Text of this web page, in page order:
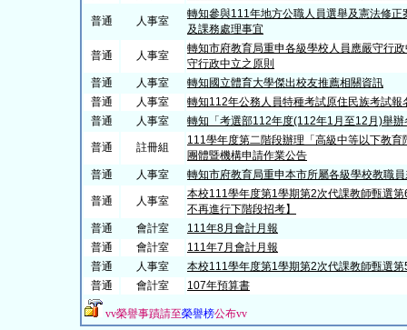
普通 人事室
轉知參與111年地方公職人員選舉及憲法修
及課務處理事宜
普通 人事室
轉知市府教育局重申各級學校人員應嚴守行
守行政中立之原則
普通
人事室
轉知國立體育大學傑出校友推薦相關資訊
普通
人事室
轉知112年公務人員特種考試原住民族考試
普通
人事室 轉知「考選部112年度(112年1月至12月)舉
普通 註冊組
111學年度第二階段辦理「高級中等以下教
團體暨機構申請作業公告
普通
人事室 轉知市府教育局重申本市所屬各級學校教職
普通 人事室
本校111學年度第1學期第2次代課教師甄選
不再進行下階段招考】
普通
會計室
111年8月會計月報
普通
會計室
111年7月會計月報
普通
人事室
本校111學年度第1學期第2次代課教師甄選
普通
會計室 107年預算書
vv榮譽事蹟請至榮譽榜公布vv